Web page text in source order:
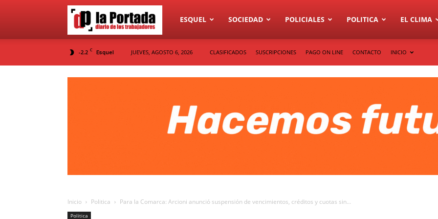
Diario
La
ESQUEL SOCIEDAD POLICIALES POLITICA EL CLIMA
-2.2 C Esquel JUEVES, AGOSTO 6, 2026 CLASIFICADOS SUSCRIPCIONES PAGO ON LINE CONTACTO INICIO
Inicio Politica Para la Comarca: Arcioni anunció suspensión de vencimientos, créditos y cuotas sin...
Politica